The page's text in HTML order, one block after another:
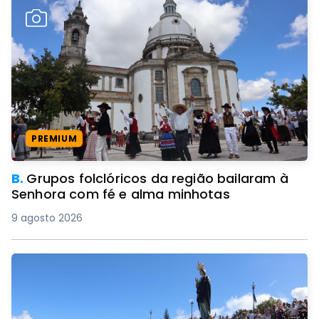
PREMIUM
B. Grupos folclóricos da região bailaram à
Senhora com fé e alma minhotas
9 agosto 2026